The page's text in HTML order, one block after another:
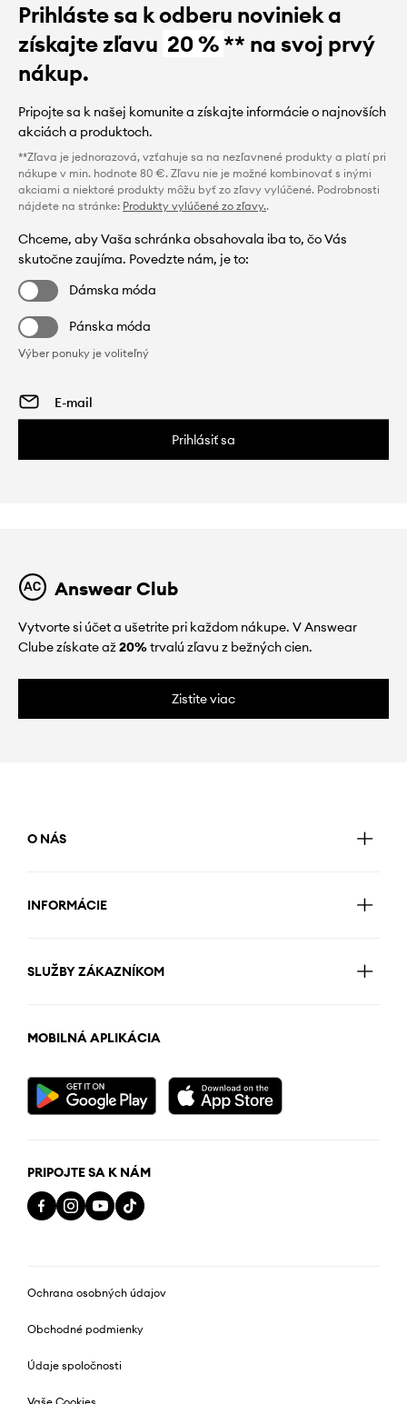
Prihláste sa k odberu noviniek a
získajte zľavu 20 %** na svoj prvý
nákup.
Pripojte sa k našej komunite a získajte informácie o najnovších
akciách a produktoch.
**Zľava je jednorazová, vzťahuje sa na nezľavnené produkty a platí pri
nákupe v min. hodnote 80 €. Zľavu nie je možné kombinovať s inými
akciami a niektoré produkty môžu byť zo zľavy vylúčené. Podrobnosti
nájdete na stránke: Produkty vylúčené zo zľavy..
Chceme, aby Vaša schránka obsahovala iba to, čo Vás
skutočne zaujíma. Povedzte nám, je to:
Dámska móda
Pánska móda
Výber ponuky je voliteľný
Prihlásiť sa
Answear Club
Vytvorte si účet a ušetrite pri každom nákupe. V Answear
Clube získate až20%trvalú zľavu z bežných cien.
Zistite viac
O NÁS
INFORMÁCIE
SLUŽBY ZÁKAZNÍKOM
MOBILNÁ APLIKÁCIA
PRIPOJTE SA K NÁM
Ochrana osobných údajov
Obchodné podmienky
Údaje spoločnosti